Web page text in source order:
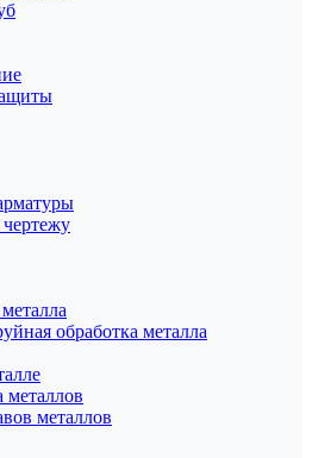
обработка металла
металлов